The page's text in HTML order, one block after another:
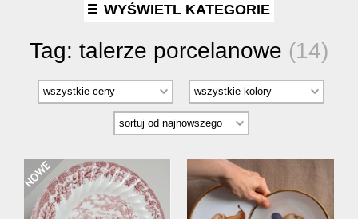
WYŚWIETL KATEGORIE
Tag: talerze porcelanowe (14)